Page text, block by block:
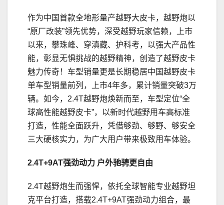
作为中国首款全地形量产越野大皮卡，越野炮以
“原厂改装”领先优势，深受越野玩家信赖，上市
以来，攀珠峰、穿滇藏、护科考，以强大产品性
能，彰显无惧挑战的越野精神，创造了越野皮卡
魅力传奇！车型销量更是长期稳居中国越野皮卡
单车型销量前列，上市4年多，累计销量突破3万
辆。如今，2.4T越野炮焕新而至，车型定位“全
球高性能越野皮卡”，以新时代越野用车高标准
打造，性能全面跃升，凭借够劲、够野、够安全
三大硬核实力，为广大用户带来极致用车体验。
2.4T+9AT强劲动力 户外驰骋更自由
2.4T越野炮生而强悍，依托全球智能专业越野坦
克平台打造，搭载2.4T+9AT强劲动力组合，最